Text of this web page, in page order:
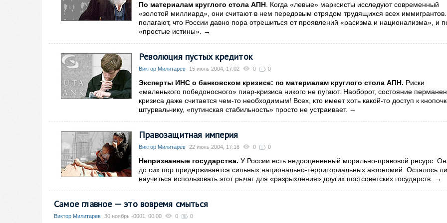
По материалам круглого стола АПН . Когда «левые» марксисты исследуют современный
«золотой миллиард», они считают в нем передовым отрядом трудящихся всех
полагают, что России давно пора отрешиться от проявлений «расизма и национализма», и
«простые истины».
→
Революция пустых кредиток
Виктор Милитарев 15 июль 2004, 17:02 0 0
Эксперты ИНС о банковском кризисе: по материалам круглого стола АПН. Риски
«маленького победоносного» пиар-кризиса никого не пугают. Наоборот, состояние
кризиса даже считается чем-то необходимым! Всех, кто имеет хоть какой-то доступ к
штурвальчику, «путинская стабильность» просто не устраивает. →
Правозащитная империя
Виктор Милитарев 22 июнь 2004, 17:16 0 0
Непризнанные государства. У России есть недооцененный морально-правовой ресурс.
до сих пор придерживается сильных национально-территориальных автономий. Осталось
научиться использовать этот рычаг для «разрыхления» других постсоветских государств.
→
Самое главное — это вовремя смыться
Виктор Милитарев 30 ноябрь -0001, 00:00 0 0